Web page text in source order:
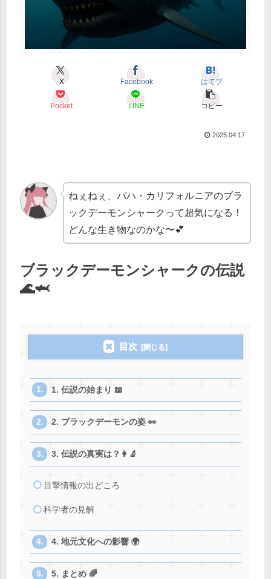
X Facebook はてブ
Pocket LINE コピー
2025.04.17
ねぇねぇ、バハ・カリフォルニアのブラ
ックデーモンシャークって超気になる！
どんな生き物なのかな〜💕
ブラックデーモンシャークの伝説
🌊🦈
目次
1. 伝説の始まり 📖
2. ブラックデーモンの姿 👀
3. 伝説の真実は？👩‍🔬
目撃情報の出どころ
科学者の見解
4. 地元文化への影響 🌍
5. まとめ 🌈